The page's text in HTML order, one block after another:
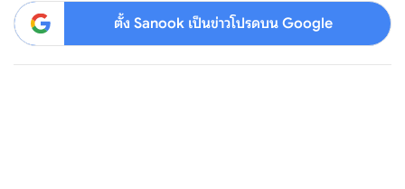
ตั้ง Sanook เป็นข่าวโปรดบน Google